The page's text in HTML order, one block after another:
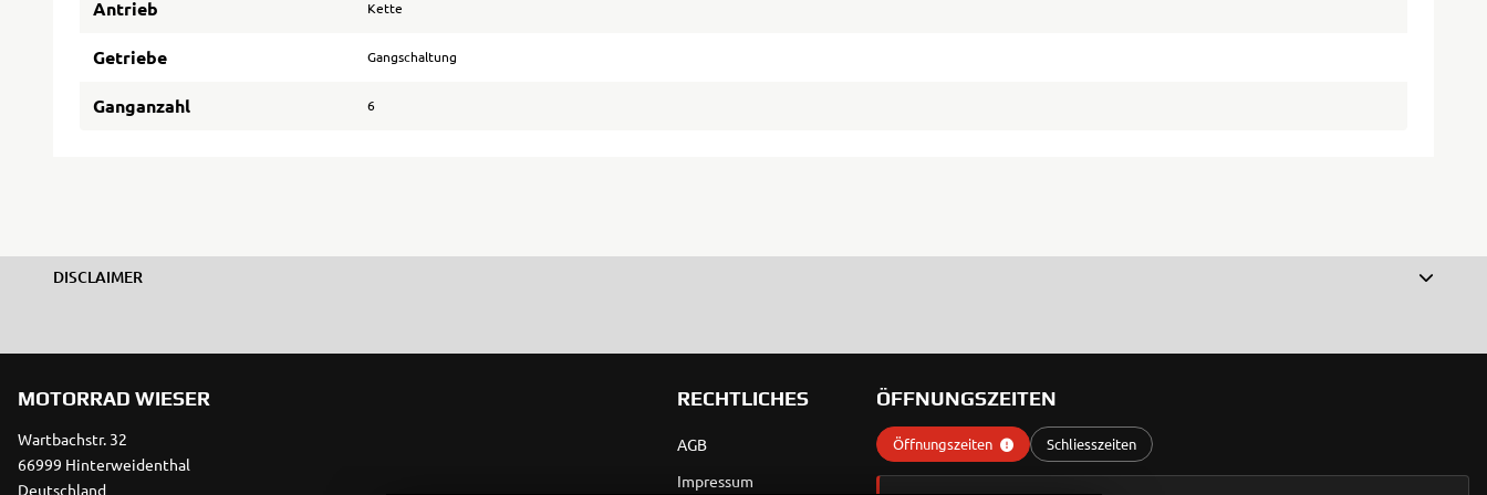
Antrieb Kette
Getriebe Gangschaltung
Ganganzahl 6
DISCLAIMER
MOTORRAD WIESER
Wartbachstr. 32
66999 Hinterweidenthal
Deutschland
RECHTLICHES
AGB
Impressum
ÖFFNUNGSZEITEN
Öffnungszeiten Schliesszeiten